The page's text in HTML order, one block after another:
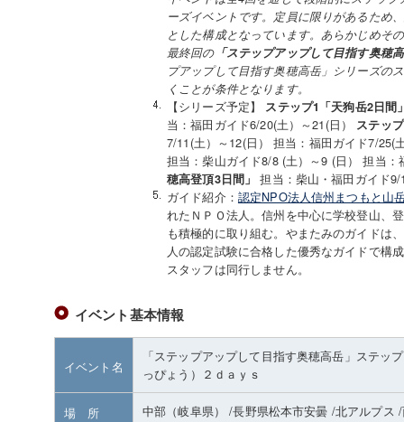
ーズイベントです。定員に限りがあるため
とした構成となっています。あらかじめそ
最終回の「ステップアップして目指す奥穂
プアップして目指す奥穂高岳」シリーズの
くことが条件となります。
【シリーズ予定】 ステップ1「天狗岳2日間
当：福田ガイド6/20(土）～21(日） ステッ
7/11(土）～12(日） 担当：福田ガイド7/25(
担当：柴山ガイド8/8 (土）～9 (日） 担当
穂高登頂3日間」
担当：柴山・福田ガイド
ガイド紹介： 認定NPO法人信州まつもと山
れたＮＰＯ法人。信州を中心に学校登山、
も積極的に取り組む。やまたみのガイドは
人の認定試験に合格した優秀なガイドで構
スタッフは同行しません。
イベント基本情報
イベント名
「ステップアップして目指す奥穂高岳」ステ
っぴょう）２ｄａｙｓ
場 所 中部（岐阜県） /長野県松本市安曇 /北アルプス